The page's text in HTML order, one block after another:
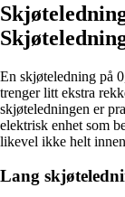
En skjøteledning på
trenger litt ekstra
skjøteledningen er
elektrisk enhet som
likevel ikke helt
Lang